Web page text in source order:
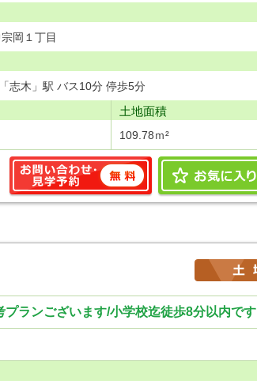
岡１丁目
志木」駅 バス10分 停歩5分
土地面積
109.78ｍ²
ランございます/小学校迄徒歩8分以内です